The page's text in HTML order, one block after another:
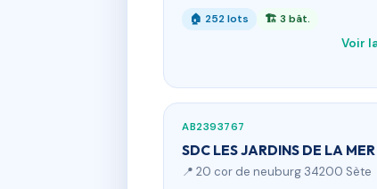
🏠 252 lots 🏗 3 bât.
Voir
AB2393767
SDC LES JARDINS DE LA MER
📍 20 cor de neuburg 34200 Sète